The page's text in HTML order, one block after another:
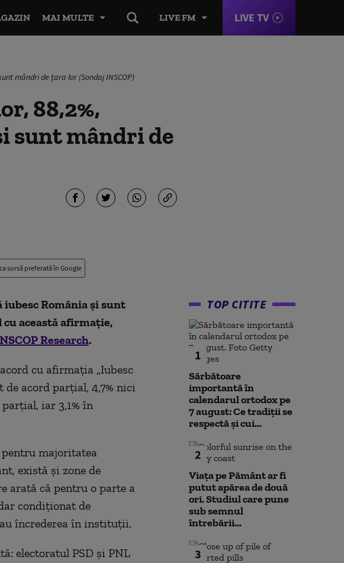
LIVE FM LIVE TV
MAI MULTE
mândri de țara lor (Sondaj INSCOP)
88,2%,
sunt mândri de
ca sursă preferată în Google
iubesc România și sunt
cu această afirmație,
Research.
cu afirmația „Iubesc
de acord parțial, 4,7% nici
iar 3,1% în
majoritatea
există și zone de
arată că pentru o parte a
condiționat de
încrederea în instituții.
electoratul PSD și PNL
TOP CITITE
1
Sărbătoare
importantă în
calendarul ortodox pe
7 august: Ce tradiții se
respectă și cui...
2
Viața pe Pământ ar fi
putut apărea de două
ori. Studiul care pune
sub semnul
întrebării...
3